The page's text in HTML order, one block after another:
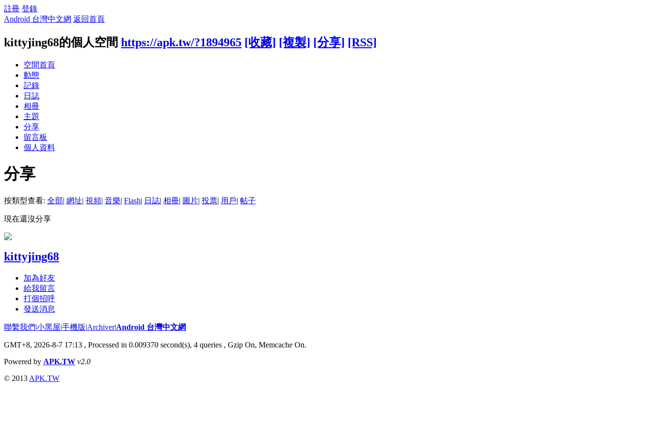
註冊 登錄
Android 台灣中文網 返回首頁
kittyjing68的個人空間 https://apk.tw/?1894965 [收藏] [複製] [分享] [RSS]
空間首頁
動態
記錄
日誌
相冊
主題
分享
留言板
個人資料
分享
按類型查看: 全部| 網址| 視頻| 音樂| Flash| 日誌| 相冊| 圖片| 投票| 用戶| 帖子
現在還沒分享
kittyjing68
加為好友
給我留言
打個招呼
發送消息
聯繫我們|小黑屋|手機版|Archiver|Android 台灣中文網
GMT+8, 2026-8-7 17:13 , Processed in 0.009370 second(s), 4 queries , Gzip On, Memcache On.
Powered by APK.TW v2.0
© 2013 APK.TW